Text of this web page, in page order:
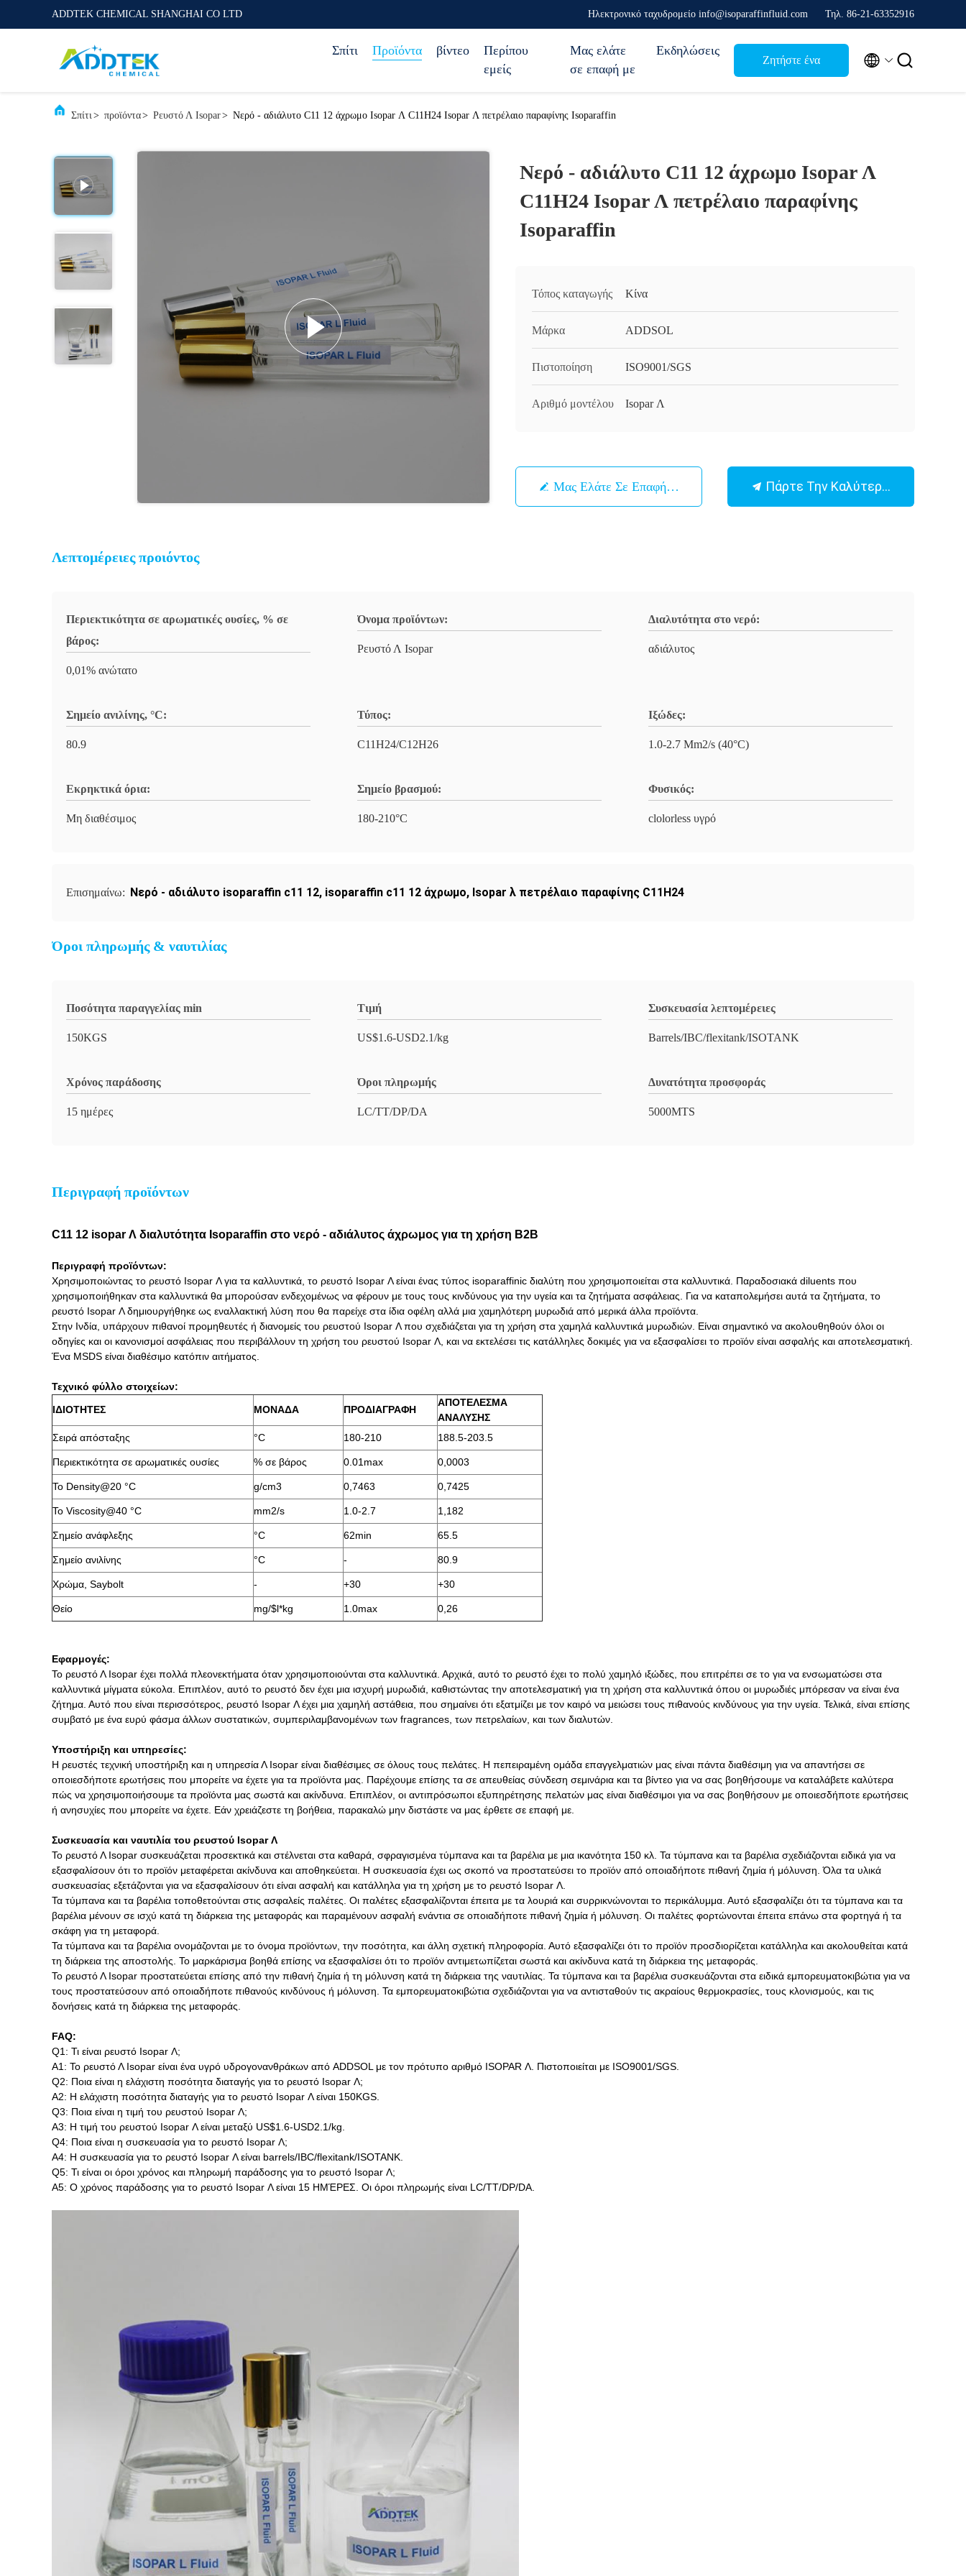
ADDTEK CHEMICAL SHANGHAI CO LTD Ηλεκτρονικό ταχυδρομείο info@isoparaffinfluid.com Τηλ. 86-21-63352916
Σπίτι Προϊόντα βίντεο
Περίπου
εμείς
Μας ελάτε
σε επαφή με
Εκδηλώσεις
Ζητήστε ένα  
Σπίτι> προϊόντα> Ρευστό Λ Isopar> Νερό - αδιάλυτο C11 12 άχρωμο Isopar Λ C11H24 Isopar Λ πετρέλαιο παραφίνης Isoparaffin
Νερό - αδιάλυτο C11 12 άχρωμο Isopar Λ
C11H24 Isopar Λ πετρέλαιο παραφίνης
Isoparaffin
Τόπος καταγωγής Κίνα
Μάρκα ADDSOL
Πιστοποίηση ISO9001/SGS
Αριθμό μοντέλου Isopar Λ
Μας Ελάτε Σε Επαφή Με Πάρτε Την Καλύτερη Τιμή
Λεπτομέρειες προιόντος
Περιεκτικότητα σε αρωματικές ουσίες, % σε
βάρος:
0,01% ανώτατο
Όνομα προϊόντων:
Ρευστό Λ Isopar
Διαλυτότητα στο νερό:
αδιάλυτος
Σημείο ανιλίνης, °C:
80.9
Τύπος:
C11H24/C12H26
Ιξώδες:
1.0-2.7 Mm2/s (40°C)
Εκρηκτικά όρια:
Μη διαθέσιμος
Σημείο βρασμού:
180-210°C
Φυσικός:
clolorless υγρό
Επισημαίνω: Νερό - αδιάλυτο isoparaffin c11 12, isoparaffin c11 12 άχρωμο, Isopar λ πετρέλαιο παραφίνης C11H24
Όροι πληρωμής & ναυτιλίας
Ποσότητα παραγγελίας min
150KGS
Τιμή
US$1.6-USD2.1/kg
Συσκευασία λεπτομέρειες
Barrels/IBC/flexitank/ISOTANK
Χρόνος παράδοσης
15 ημέρες
Όροι πληρωμής
LC/TT/DP/DA
Δυνατότητα προσφοράς
5000MTS
Περιγραφή προϊόντων
C11 12 isopar Λ διαλυτότητα Isoparaffin στο νερό - αδιάλυτος άχρωμος για τη χρήση B2B
Περιγραφή προϊόντων:
Χρησιμοποιώντας το ρευστό Isopar Λ για τα καλλυντικά, το ρευστό Isopar Λ είναι ένας τύπος isoparaffinic διαλύτη που χρησιμοποιείται στα καλλυντικά. Παραδοσιακά diluents που
χρησιμοποιήθηκαν στα καλλυντικά θα μπορούσαν ενδεχομένως να φέρουν με τους τους κινδύνους για την υγεία και τα ζητήματα ασφάλειας. Για να καταπολεμήσει αυτά τα ζητήματα, το
ρευστό Isopar Λ δημιουργήθηκε ως εναλλακτική λύση που θα παρείχε στα ίδια οφέλη αλλά μια χαμηλότερη μυρωδιά από μερικά άλλα προϊόντα.
Στην Ινδία, υπάρχουν πιθανοί προμηθευτές ή διανομείς του ρευστού Isopar Λ που σχεδιάζεται για τη χρήση στα χαμηλά καλλυντικά μυρωδιών. Είναι σημαντικό να ακολουθηθούν όλοι οι
οδηγίες και οι κανονισμοί ασφάλειας που περιβάλλουν τη χρήση του ρευστού Isopar Λ, και να εκτελέσει τις κατάλληλες δοκιμές για να εξασφαλίσει το προϊόν είναι ασφαλής και αποτελεσματική.
Ένα MSDS είναι διαθέσιμο κατόπιν αιτήματος.
Τεχνικό φύλλο στοιχείων:
ΙΔΙΟΤΗΤΕΣ
ΜΟΝΑΔΑ ΠΡΟΔΙΑΓΡΑΦΗ
ΑΠΟΤΕΛΕΣΜΑ
ΑΝΑΛΥΣΗΣ
Σειρά απόσταξης
°C 180-210 188.5-203.5
Περιεκτικότητα σε αρωματικές ουσίες % σε βάρος 0.01max 0,0003
Το Density@20 °C g/cm3 0,7463 0,7425
Το Viscosity@40 °C mm2/s 1.0-2.7 1,182
Σημείο ανάφλεξης °C 62min 65.5
Σημείο ανιλίνης °C - 80.9
Χρώμα, Saybolt - +30 +30
Θείο mg/$l*kg 1.0max 0,26
Εφαρμογές:
Το ρευστό Λ Isopar έχει πολλά πλεονεκτήματα όταν χρησιμοποιούνται στα καλλυντικά. Αρχικά, αυτό το ρευστό έχει το πολύ χαμηλό ιξώδες, που επιτρέπει σε το για να ενσωματώσει στα
καλλυντικά μίγματα εύκολα. Επιπλέον, αυτό το ρευστό δεν έχει μια ισχυρή μυρωδιά, καθιστώντας την αποτελεσματική για τη χρήση στα καλλυντικά όπου οι μυρωδιές μπόρεσαν να είναι ένα
ζήτημα. Αυτό που είναι περισσότερος, ρευστό Isopar Λ έχει μια χαμηλή αστάθεια, που σημαίνει ότι εξατμίζει με τον καιρό να μειώσει τους πιθανούς κινδύνους για την υγεία. Τελικά, είναι επίσης
συμβατό με ένα ευρύ φάσμα άλλων συστατικών, συμπεριλαμβανομένων των fragrances, των πετρελαίων, και των διαλυτών.
Υποστήριξη και υπηρεσίες:
Η ρευστές τεχνική υποστήριξη και η υπηρεσία Λ Isopar είναι διαθέσιμες σε όλους τους πελάτες. Η πεπειραμένη ομάδα επαγγελματιών μας είναι πάντα διαθέσιμη για να απαντήσει σε
οποιεσδήποτε ερωτήσεις που μπορείτε να έχετε για τα προϊόντα μας. Παρέχουμε επίσης τα σε απευθείας σύνδεση σεμινάρια και τα βίντεο για να σας βοηθήσουμε να καταλάβετε καλύτερα
πώς να χρησιμοποιήσουμε τα προϊόντα μας σωστά και ακίνδυνα. Επιπλέον, οι αντιπρόσωποι εξυπηρέτησης πελατών μας είναι διαθέσιμοι για να σας βοηθήσουν με οποιεσδήποτε ερωτήσεις
ή ανησυχίες που μπορείτε να έχετε. Εάν χρειάζεστε τη βοήθεια, παρακαλώ μην διστάστε να μας έρθετε σε επαφή με.
Συσκευασία και ναυτιλία του ρευστού Isopar Λ
Το ρευστό Λ Isopar συσκευάζεται προσεκτικά και στέλνεται στα καθαρά, σφραγισμένα τύμπανα και τα βαρέλια με μια ικανότητα 150 κλ. Τα τύμπανα και τα βαρέλια σχεδιάζονται ειδικά για να
εξασφαλίσουν ότι το προϊόν μεταφέρεται ακίνδυνα και αποθηκεύεται. Η συσκευασία έχει ως σκοπό να προστατεύσει το προϊόν από οποιαδήποτε πιθανή ζημία ή μόλυνση. Όλα τα υλικά
συσκευασίας εξετάζονται για να εξασφαλίσουν ότι είναι ασφαλή και κατάλληλα για τη χρήση με το ρευστό Isopar Λ.
Τα τύμπανα και τα βαρέλια τοποθετούνται στις ασφαλείς παλέτες. Οι παλέτες εξασφαλίζονται έπειτα με τα λουριά και συρρικνώνονται το περικάλυμμα. Αυτό εξασφαλίζει ότι τα τύμπανα και τα
βαρέλια μένουν σε ισχύ κατά τη διάρκεια της μεταφοράς και παραμένουν ασφαλή ενάντια σε οποιαδήποτε πιθανή ζημία ή μόλυνση. Οι παλέτες φορτώνονται έπειτα επάνω στα φορτηγά ή τα
σκάφη για τη μεταφορά.
Τα τύμπανα και τα βαρέλια ονομάζονται με το όνομα προϊόντων, την ποσότητα, και άλλη σχετική πληροφορία. Αυτό εξασφαλίζει ότι το προϊόν προσδιορίζεται κατάλληλα και ακολουθείται κατά
τη διάρκεια της αποστολής. Το μαρκάρισμα βοηθά επίσης να εξασφαλίσει ότι το προϊόν αντιμετωπίζεται σωστά και ακίνδυνα κατά τη διάρκεια της μεταφοράς.
Το ρευστό Λ Isopar προστατεύεται επίσης από την πιθανή ζημία ή τη μόλυνση κατά τη διάρκεια της ναυτιλίας. Τα τύμπανα και τα βαρέλια συσκευάζονται στα ειδικά εμπορευματοκιβώτια για να
τους προστατεύσουν από οποιαδήποτε πιθανούς κινδύνους ή μόλυνση. Τα εμπορευματοκιβώτια σχεδιάζονται για να αντισταθούν τις ακραίους θερμοκρασίες, τους κλονισμούς, και τις
δονήσεις κατά τη διάρκεια της μεταφοράς.
FAQ:
Q1: Τι είναι ρευστό Isopar Λ;
Α1: Το ρευστό Λ Isopar είναι ένα υγρό υδρογονανθράκων από ADDSOL με τον πρότυπο αριθμό ISOPAR Λ. Πιστοποιείται με ISO9001/SGS.
Q2: Ποια είναι η ελάχιστη ποσότητα διαταγής για το ρευστό Isopar Λ;
A2: Η ελάχιστη ποσότητα διαταγής για το ρευστό Isopar Λ είναι 150KGS.
Q3: Ποια είναι η τιμή του ρευστού Isopar Λ;
A3: Η τιμή του ρευστού Isopar Λ είναι μεταξύ US$1.6-USD2.1/kg.
Q4: Ποια είναι η συσκευασία για το ρευστό Isopar Λ;
A4: Η συσκευασία για το ρευστό Isopar Λ είναι barrels/IBC/flexitank/ISOTANK.
Q5: Τι είναι οι όροι χρόνος και πληρωμή παράδοσης για το ρευστό Isopar Λ;
A5: Ο χρόνος παράδοσης για το ρευστό Isopar Λ είναι 15 ΗΜΈΡΕΣ. Οι όροι πληρωμής είναι LC/TT/DP/DA.